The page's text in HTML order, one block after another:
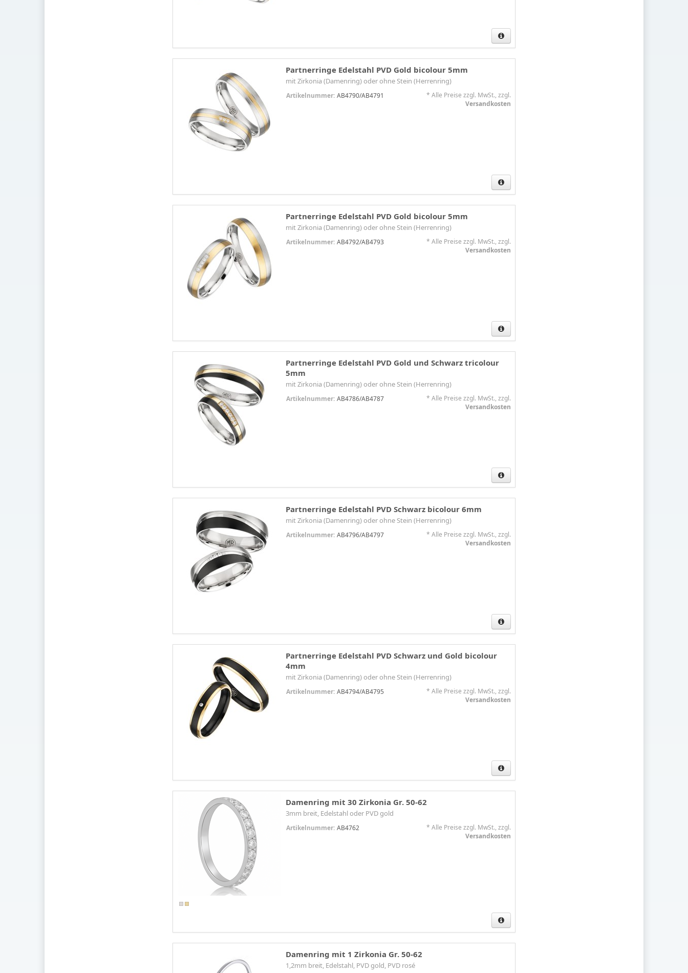
Partnerringe Edelstahl PVD Gold bicolour 5mm
mit Zirkonia (Damenring) oder ohne Stein (Herrenring)
Artikelnummer: AB4790/AB4791
* Alle Preise zzgl. MwSt., zzgl.
Versandkosten
Partnerringe Edelstahl PVD Gold bicolour 5mm
mit Zirkonia (Damenring) oder ohne Stein (Herrenring)
Artikelnummer: AB4792/AB4793
* Alle Preise zzgl. MwSt., zzgl.
Versandkosten
Partnerringe Edelstahl PVD Gold und Schwarz tricolour
5mm
mit Zirkonia (Damenring) oder ohne Stein (Herrenring)
Artikelnummer: AB4786/AB4787
* Alle Preise zzgl. MwSt., zzgl.
Versandkosten
Partnerringe Edelstahl PVD Schwarz bicolour 6mm
mit Zirkonia (Damenring) oder ohne Stein (Herrenring)
Artikelnummer: AB4796/AB4797
* Alle Preise zzgl. MwSt., zzgl.
Versandkosten
Partnerringe Edelstahl PVD Schwarz und Gold bicolour
4mm
mit Zirkonia (Damenring) oder ohne Stein (Herrenring)
Artikelnummer: AB4794/AB4795
* Alle Preise zzgl. MwSt., zzgl.
Versandkosten
Damenring mit 30 Zirkonia Gr. 50-62
3mm breit, Edelstahl oder PVD gold
Artikelnummer: AB4762
* Alle Preise zzgl. MwSt., zzgl.
Versandkosten
Damenring mit 1 Zirkonia Gr. 50-62
1,2mm breit, Edelstahl, PVD gold, PVD rosé